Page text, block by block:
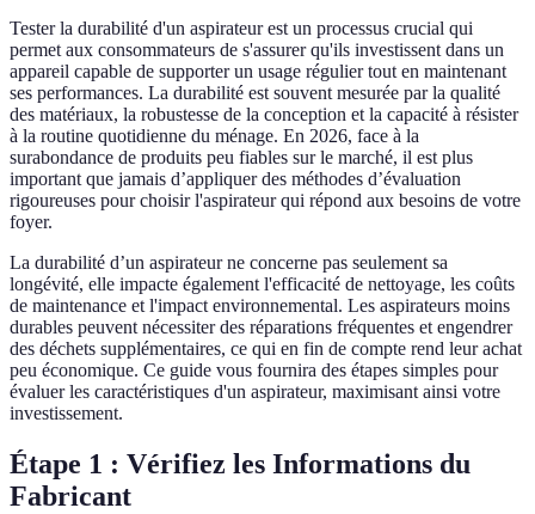
Tester la durabilité d'un aspirateur est un processus crucial qui
permet aux consommateurs de s'assurer qu'ils investissent dans un
appareil capable de supporter un usage régulier tout en maintenant
ses performances. La durabilité est souvent mesurée par la qualité
des matériaux, la robustesse de la conception et la capacité à résister
à la routine quotidienne du ménage. En 2026, face à la
surabondance de produits peu fiables sur le marché, il est plus
important que jamais d’appliquer des méthodes d’évaluation
rigoureuses pour choisir l'aspirateur qui répond aux besoins de votre
foyer.
La durabilité d’un aspirateur ne concerne pas seulement sa
longévité, elle impacte également l'efficacité de nettoyage, les coûts
de maintenance et l'impact environnemental. Les aspirateurs moins
durables peuvent nécessiter des réparations fréquentes et engendrer
des déchets supplémentaires, ce qui en fin de compte rend leur achat
peu économique. Ce guide vous fournira des étapes simples pour
évaluer les caractéristiques d'un aspirateur, maximisant ainsi votre
investissement.
Étape 1 : Vérifiez les Informations du
Fabricant